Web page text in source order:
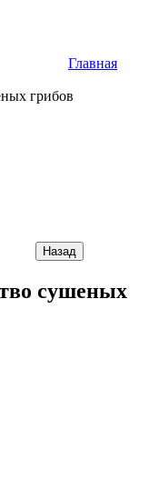
Главная
грибов
Назад
сушеных